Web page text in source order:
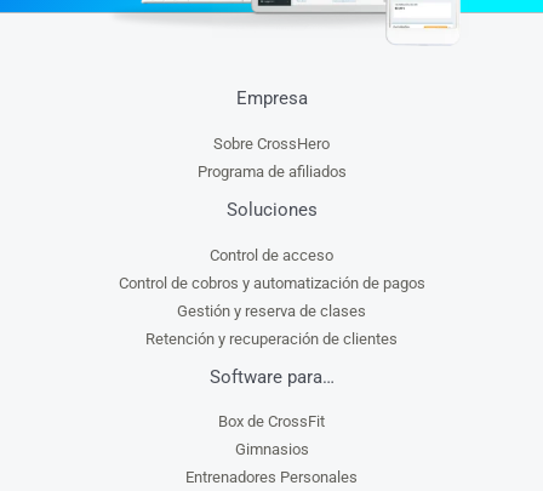
Empresa
Sobre CrossHero
Programa de afiliados
Soluciones
Control de acceso
Control de cobros y automatización de pagos
Gestión y reserva de clases
Retención y recuperación de clientes
Software para…
Box de CrossFit
Gimnasios
Entrenadores Personales